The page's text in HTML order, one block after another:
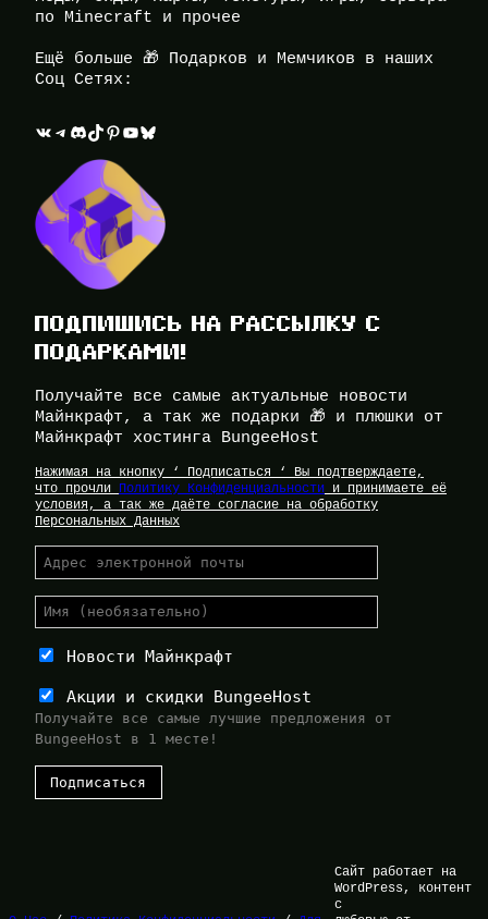
по Minecraft и прочее
Ещё больше 🎁 Подарков и Мемчиков в наших
Соц Сетях:
ВКонтакте Telegram Discord TikTok Pinterest YouTube Bluesky
ПОДПИШИСЬ НА РАССЫЛКУ С
ПОДАРКАМИ!
Получайте все самые актуальные новости
Майнкрафт, а так же подарки 🎁 и плюшки от
Майнкрафт хостинга BungeeHost
Нажимая на кнопку ‘ Подписаться ‘ Вы подтверждаете,
что прочли Политику Конфиденциальности и принимаете её
условия, а так же даёте согласие на обработку
Персональных Данных
Новости Майнкрафт
Акции и скидки BungeeHost
Получайте все самые лучшие предложения от
BungeeHost в 1 месте!
Сайт работает на
WordPress, контент
с